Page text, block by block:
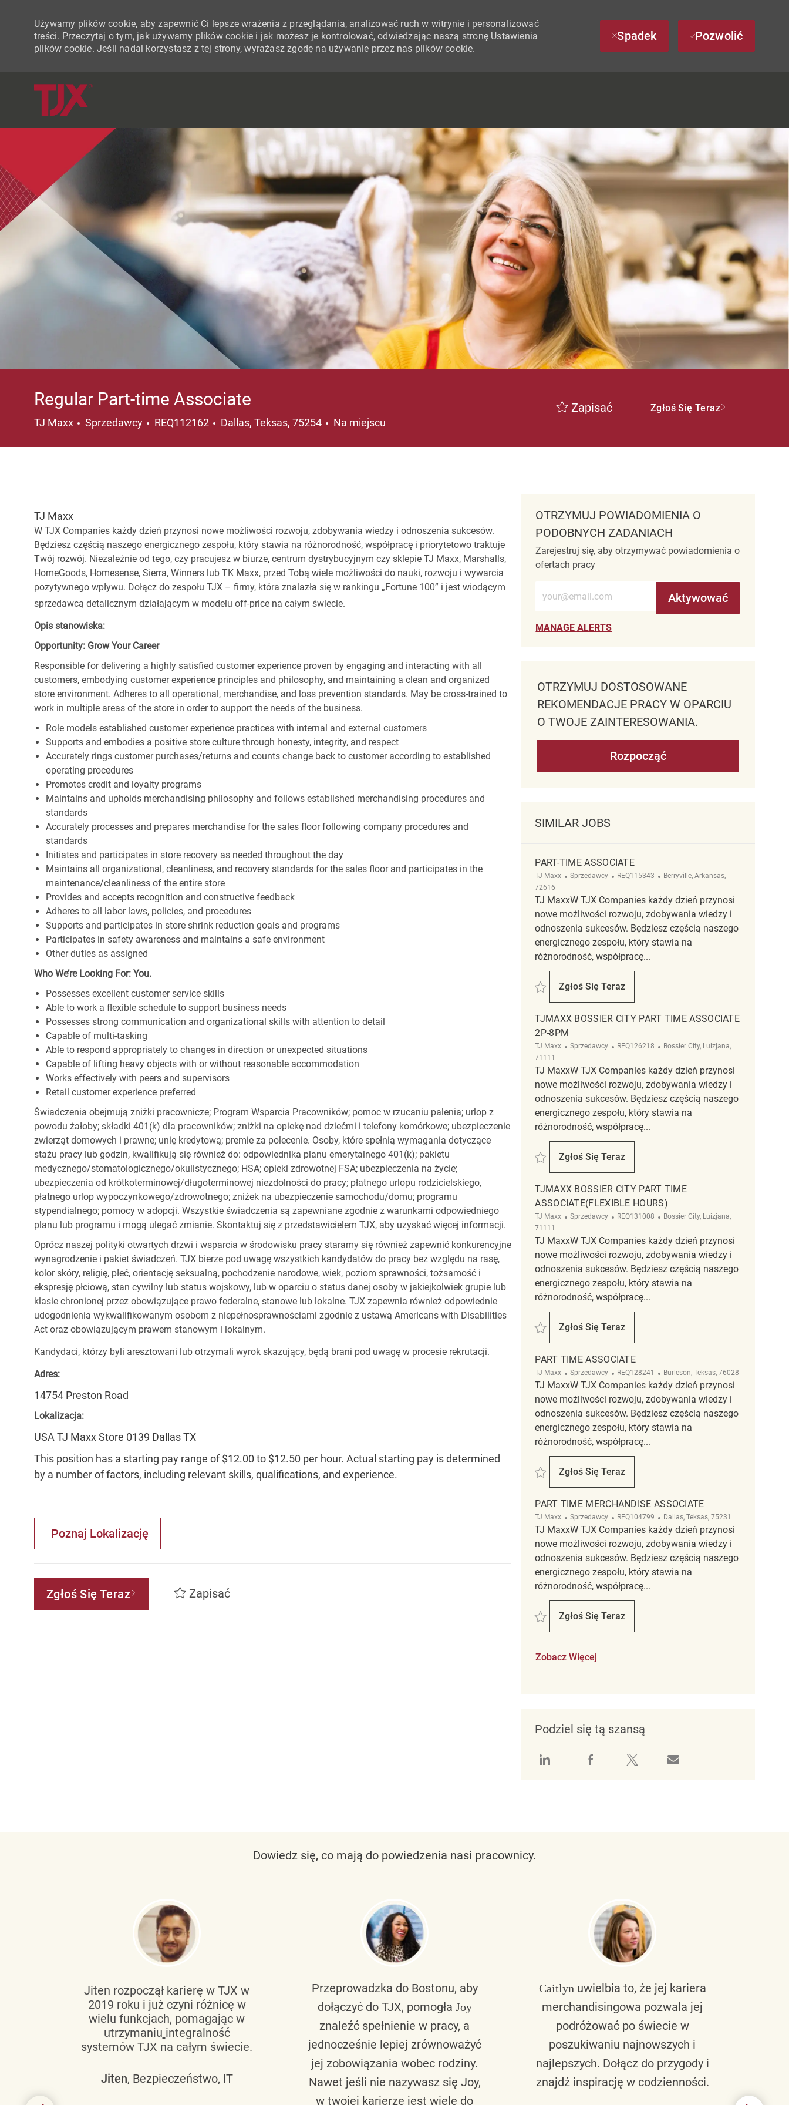
Używamy plików cookie, aby zapewnić Ci lepsze wrażenia z przeglądania, analizować ruch w witrynie i personalizować
treści. Przeczytaj o tym, jak używamy plików cookie i jak możesz je kontrolować, odwiedzając naszą stronę Ustawienia
plików cookie. Jeśli nadal korzystasz z tej strony, wyrażasz zgodę na używanie przez nas plików cookie.
Spadek Pozwolić
Regular Part-time Associate
TJ Maxx Kategoria
Sprzedawcy REQ112162 Lokalizacja
Dallas, Teksas, 75254 Na miejscu
Zapisać Zgłoś Się Teraz
TJ Maxx
W TJX Companies każdy dzień przynosi nowe możliwości rozwoju, zdobywania wiedzy i odnoszenia sukcesów.
Będziesz częścią naszego energicznego zespołu, który stawia na różnorodność, współpracę i priorytetowo traktuje
Twój rozwój. Niezależnie od tego, czy pracujesz w biurze, centrum dystrybucyjnym czy sklepie TJ Maxx, Marshalls,
HomeGoods, Homesense, Sierra, Winners lub TK Maxx, przed Tobą wiele możliwości do nauki, rozwoju i wywarcia
pozytywnego wpływu. Dołącz do zespołu TJX – firmy, która znalazła się w rankingu „Fortune 100” i jest wiodącym
sprzedawcą detalicznym działającym w modelu off-price na całym świecie.
Opis stanowiska:
Opportunity: Grow Your Career
Responsible for delivering a highly satisfied customer experience proven by engaging and interacting with all
customers, embodying customer experience principles and philosophy, and maintaining a clean and organized
store environment. Adheres to all operational, merchandise, and loss prevention standards. May be cross-trained to
work in multiple areas of the store in order to support the needs of the business.
Role models established customer experience practices with internal and external customers
Supports and embodies a positive store culture through honesty, integrity, and respect
Accurately rings customer purchases/returns and counts change back to customer according to established
operating procedures
Promotes credit and loyalty programs
Maintains and upholds merchandising philosophy and follows established merchandising procedures and
standards
Accurately processes and prepares merchandise for the sales floor following company procedures and
standards
Initiates and participates in store recovery as needed throughout the day
Maintains all organizational, cleanliness, and recovery standards for the sales floor and participates in the
maintenance/cleanliness of the entire store
Provides and accepts recognition and constructive feedback
Adheres to all labor laws, policies, and procedures
Supports and participates in store shrink reduction goals and programs
Participates in safety awareness and maintains a safe environment
Other duties as assigned
Who We’re Looking For: You.
Possesses excellent customer service skills
Able to work a flexible schedule to support business needs
Possesses strong communication and organizational skills with attention to detail
Capable of multi-tasking
Able to respond appropriately to changes in direction or unexpected situations
Capable of lifting heavy objects with or without reasonable accommodation
Works effectively with peers and supervisors
Retail customer experience preferred
Świadczenia obejmują zniżki pracownicze; Program Wsparcia Pracowników; pomoc w rzucaniu palenia; urlop z
powodu żałoby; składki 401(k) dla pracowników; zniżki na opiekę nad dziećmi i telefony komórkowe; ubezpieczenie
zwierząt domowych i prawne; unię kredytową; premie za polecenie. Osoby, które spełnią wymagania dotyczące
stażu pracy lub godzin, kwalifikują się również do: odpowiednika planu emerytalnego 401(k); pakietu
medycznego/stomatologicznego/okulistycznego; HSA; opieki zdrowotnej FSA; ubezpieczenia na życie;
ubezpieczenia od krótkoterminowej/długoterminowej niezdolności do pracy; płatnego urlopu rodzicielskiego,
płatnego urlop wypoczynkowego/zdrowotnego; zniżek na ubezpieczenie samochodu/domu; programu
stypendialnego; pomocy w adopcji. Wszystkie świadczenia są zapewniane zgodnie z warunkami odpowiedniego
planu lub programu i mogą ulegać zmianie. Skontaktuj się z przedstawicielem TJX, aby uzyskać więcej informacji.
Oprócz naszej polityki otwartych drzwi i wsparcia w środowisku pracy staramy się również zapewnić konkurencyjne
wynagrodzenie i pakiet świadczeń. TJX bierze pod uwagę wszystkich kandydatów do pracy bez względu na rasę,
kolor skóry, religię, płeć, orientację seksualną, pochodzenie narodowe, wiek, poziom sprawności, tożsamość i
ekspresję płciową, stan cywilny lub status wojskowy, lub w oparciu o status danej osoby w jakiejkolwiek grupie lub
klasie chronionej przez obowiązujące prawo federalne, stanowe lub lokalne. TJX zapewnia również odpowiednie
udogodnienia wykwalifikowanym osobom z niepełnosprawnościami zgodnie z ustawą Americans with Disabilities
Act oraz obowiązującym prawem stanowym i lokalnym.
Kandydaci, którzy byli aresztowani lub otrzymali wyrok skazujący, będą brani pod uwagę w procesie rekrutacji.
Adres:
14754 Preston Road
Lokalizacja:
USA TJ Maxx Store 0139 Dallas TX
This position has a starting pay range of $12.00 to $12.50 per hour. Actual starting pay is determined
by a number of factors, including relevant skills, qualifications, and experience.
Poznaj Lokalizację
Zgłoś Się Teraz Zapisać
OTRZYMUJ POWIADOMIENIA O
PODOBNYCH ZADANIACH
Zarejestruj się, aby otrzymywać powiadomienia o
ofertach pracy
Wprowadź adres e-mail (wymagane)
Aktywować
MANAGE ALERTS
OTRZYMUJ DOSTOSOWANE
REKOMENDACJE PRACY W OPARCIU
O TWOJE ZAINTERESOWANIA.
Rozpocząć
SIMILAR JOBS
PART-TIME ASSOCIATE
TJ Maxx Kategoria
Sprzedawcy ReqId
REQ115343 Lokalizacja
Berryville, Arkansas,
72616
TJ MaxxW TJX Companies każdy dzień przynosi
nowe możliwości rozwoju, zdobywania wiedzy i
odnoszenia sukcesów. Będziesz częścią naszego
energicznego zespołu, który stawia na
różnorodność, współpracę...
Zapisać Part-Time Associate REQ115343
Zgłoś Się Teraz
Part-Time Associate
TJMAXX BOSSIER CITY PART TIME ASSOCIATE
2P-8PM
TJ Maxx Kategoria
Sprzedawcy ReqId
REQ126218 Lokalizacja
Bossier City, Luizjana,
71111
TJ MaxxW TJX Companies każdy dzień przynosi
nowe możliwości rozwoju, zdobywania wiedzy i
odnoszenia sukcesów. Będziesz częścią naszego
energicznego zespołu, który stawia na
różnorodność, współpracę...
Zapisać TJMaxx Bossier City Part Time Associate 2p-8pm REQ126218
Zgłoś Się Teraz
TJMaxx Bossier City Part Time Associate 2p-
TJMAXX BOSSIER CITY PART TIME
ASSOCIATE(FLEXIBLE HOURS)
TJ Maxx Kategoria
Sprzedawcy ReqId
REQ131008 Lokalizacja
Bossier City, Luizjana,
71111
TJ MaxxW TJX Companies każdy dzień przynosi
nowe możliwości rozwoju, zdobywania wiedzy i
odnoszenia sukcesów. Będziesz częścią naszego
energicznego zespołu, który stawia na
różnorodność, współpracę...
Zapisać TJMaxx Bossier City Part Time Associate(flexible hours) REQ131008
Zgłoś Się Teraz
TJMaxx Bossier City Part Time
PART TIME ASSOCIATE
TJ Maxx Kategoria
Sprzedawcy ReqId
REQ128241 Lokalizacja
Burleson, Teksas, 76028
TJ MaxxW TJX Companies każdy dzień przynosi
nowe możliwości rozwoju, zdobywania wiedzy i
odnoszenia sukcesów. Będziesz częścią naszego
energicznego zespołu, który stawia na
różnorodność, współpracę...
Zapisać Part Time Associate REQ128241
Zgłoś Się Teraz
Part Time Associate
PART TIME MERCHANDISE ASSOCIATE
TJ Maxx Kategoria
Sprzedawcy ReqId
REQ104799 Lokalizacja
Dallas, Teksas, 75231
TJ MaxxW TJX Companies każdy dzień przynosi
nowe możliwości rozwoju, zdobywania wiedzy i
odnoszenia sukcesów. Będziesz częścią naszego
energicznego zespołu, który stawia na
różnorodność, współpracę...
Zapisać Part Time Merchandise Associate REQ104799
Zgłoś Się Teraz
Part Time Merchandise Associate
Zobacz Więcej
Podziel się tą szansą
Udostępnianie przez LinkedIn
Udostępnianie przez Facebook
Udostępnij przez Twitter
Udostępnianie przez e-mail
Dowiedz się, co mają do powiedzenia nasi pracownicy.
Jiten rozpoczął karierę w TJX w
2019 roku i już czyni różnicę w
wielu funkcjach, pomagając w
utrzymaniu integralność
systemów TJX na całym świecie.
Jiten, Bezpieczeństwo, IT
Przeprowadzka do Bostonu, aby
dołączyć do TJX, pomogła Joy
znaleźć spełnienie w pracy, a
jednocześnie lepiej zrównoważyć
jej zobowiązania wobec rodziny.
Nawet jeśli nie nazywasz się Joy,
w twojej karierze jest wiele do
Caitlynuwielbia to, że jej kariera
merchandisingowa pozwala jej
podróżować po świecie w
poszukiwaniu najnowszych i
najlepszych. Dołącz do przygody i
znajdź inspirację w codzienności.